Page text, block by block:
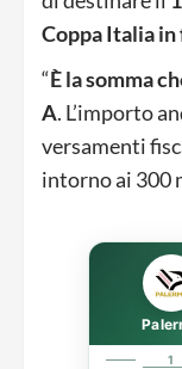
Coppa Italia in
“È la somma
A. L’importo
versamenti
intorno ai 300
1